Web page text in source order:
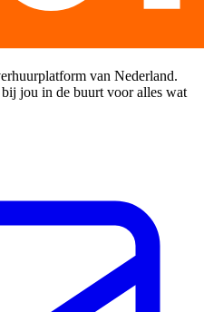
van Nederland.
jou in de buurt voor alles wat